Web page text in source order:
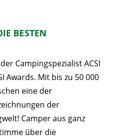
BESTEN
Campingspezialist ACSI
Awards. Mit bis zu 50 000
eine der
der
Camper aus ganz
über die